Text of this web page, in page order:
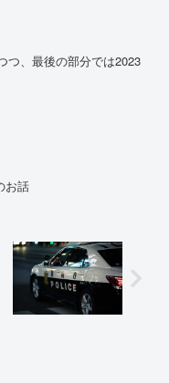
つ、最後の部分では2023
お話